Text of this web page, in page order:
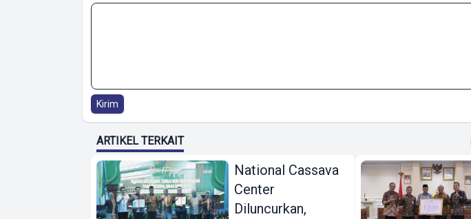
Kirim
ARTIKEL TERKAIT
National Cassava
Center
Diluncurkan,